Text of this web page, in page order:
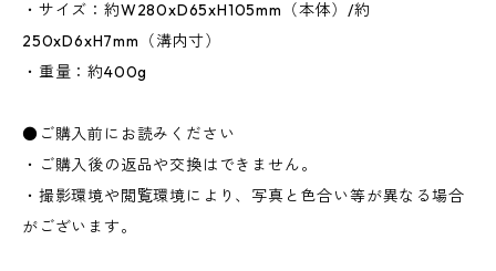
・サイズ：約W280xD65xH105mm（本体）/約
250xD6xH7mm（溝内寸）
・重量：約400g
●ご購入前にお読みください
・ご購入後の返品や交換はできません。
・撮影環境や閲覧環境により、写真と色合い等が異なる場合
がございます。